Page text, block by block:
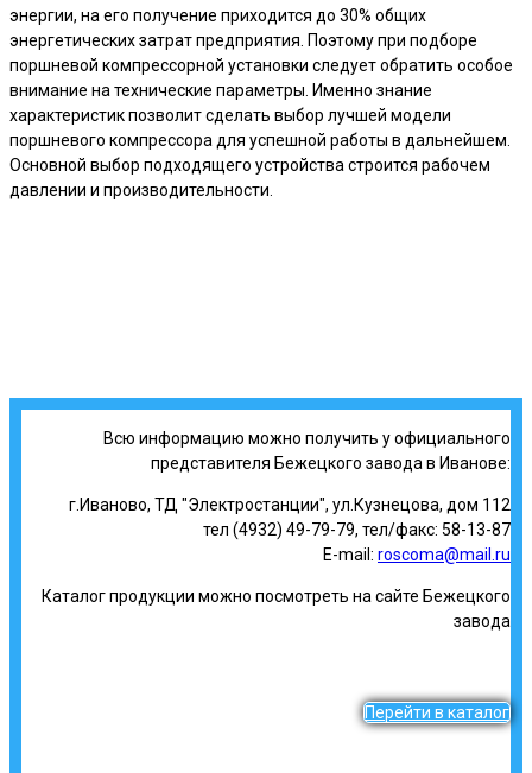
энергии, на его получение приходится до 30% общих
энергетических затрат предприятия. Поэтому при подборе
поршневой компрессорной установки следует обратить особое
внимание на технические параметры. Именно знание
характеристик позволит сделать выбор лучшей модели
поршневого компрессора для успешной работы в дальнейшем.
Основной выбор подходящего устройства строится рабочем
давлении и производительности.
Всю информацию можно получить у официального
представителя Бежецкого завода в Иванове:
г.Иваново, ТД "Электростанции", ул.Кузнецова, дом 112
тел (4932) 49-79-79, тел/факс: 58-13-87
E-mail: roscoma@mail.ru
Каталог продукции можно посмотреть на сайте Бежецкого
завода
Перейти в каталог